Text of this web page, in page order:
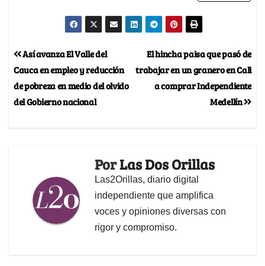
El hincha paisa que pasó de
trabajar en un granero en Cali
a comprar Independiente
Medellín
Así avanza El Valle del
Cauca en empleo y reducción
de pobreza en medio del olvido
del Gobierno nacional
PorLas Dos Orillas
Las2Orillas, diario digital
independiente que amplifica
voces y opiniones diversas con
rigor y compromiso.